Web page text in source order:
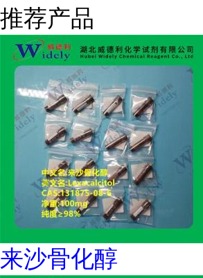
推荐产品
来沙骨化醇